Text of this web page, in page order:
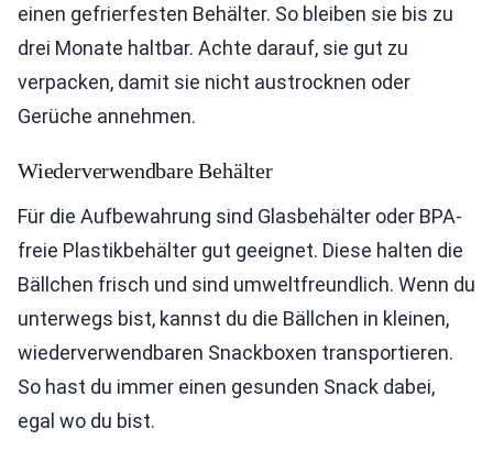
einen gefrierfesten Behälter. So bleiben sie bis zu
drei Monate haltbar. Achte darauf, sie gut zu
verpacken, damit sie nicht austrocknen oder
Gerüche annehmen.
Wiederverwendbare Behälter
Für die Aufbewahrung sind Glasbehälter oder BPA-
freie Plastikbehälter gut geeignet. Diese halten die
Bällchen frisch und sind umweltfreundlich. Wenn du
unterwegs bist, kannst du die Bällchen in kleinen,
wiederverwendbaren Snackboxen transportieren.
So hast du immer einen gesunden Snack dabei,
egal wo du bist.